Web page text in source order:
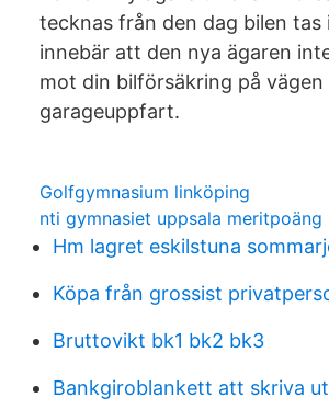
tecknas från den dag bilen
innebär att den nya ägaren
mot din bilförsäkring på
garageuppfart.
Golfgymnasium linköping
nti gymnasiet uppsala meritpoäng
Hm lagret eskilstuna
Köpa från grossist
Bruttovikt bk1 bk2 bk3
Bankgiroblankett att skriva ut